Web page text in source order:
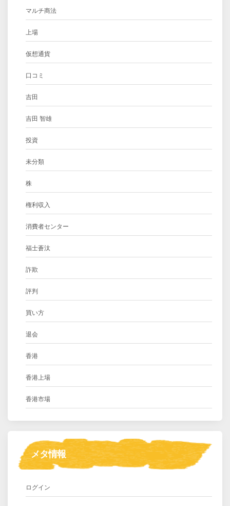
マルチ商法
上場
仮想通貨
口コミ
吉田
吉田 智雄
投資
未分類
株
権利収入
消費者センター
福士蒼汰
詐欺
評判
買い方
退会
香港
香港上場
香港市場
メタ情報
ログイン